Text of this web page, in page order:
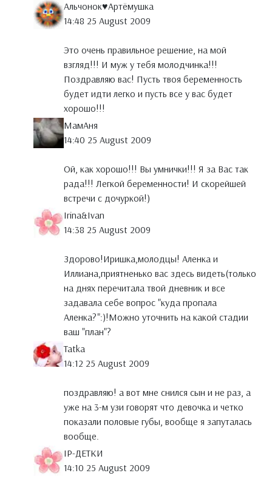
Альчонок♥Артёмушка
14:48 25 August 2009
Это очень правильное решение, на мой
взгляд!!! И муж у тебя молодчинка!!!
Поздравляю вас! Пусть твоя беременность
будет идти легко и пусть все у вас будет
хорошо!!!
МамАня
14:40 25 August 2009
Ой, как хорошо!!! Вы умнички!!! Я за Вас так
рада!!! Легкой беременности! И скорейшей
встречи с дочуркой!)
Irina&Ivan
14:38 25 August 2009
Здорово!Иришка,молодцы! Аленка и
Иллиана,приятненько вас здесь видеть(только
на днях перечитала твой дневник и все
задавала себе вопрос "куда пропала
Аленка?":)!Можно уточнить на какой стадии
ваш "план"?
Tatka
14:12 25 August 2009
поздравляю! а вот мне снился сын и не раз, а
уже на 3-м узи говорят что девочка и четко
показали половые губы, вообще я запуталась
вообще.
IP-ДЕТКИ
14:10 25 August 2009